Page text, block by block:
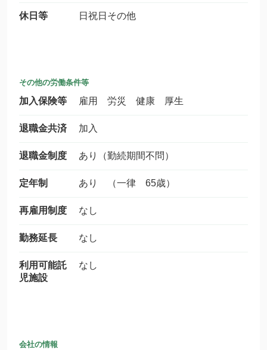
休日等 日祝日その他
その他の労働条件等
加入保険等 雇用 労災 健康 厚生
退職金共済 加入
退職金制度 あり（勤続期間不問）
定年制 あり （一律 65歳）
再雇用制度 なし
勤務延長 なし
利用可能託
児施設
なし
会社の情報